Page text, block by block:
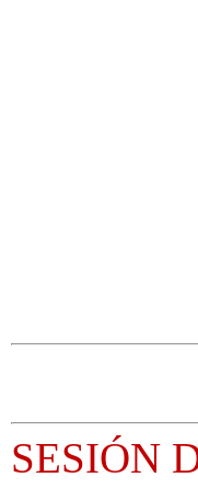
SESIÓN